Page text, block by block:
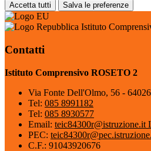
Accetta tutti Salva le preferenze
Istituto
Contatti
Istituto Comprensivo ROSETO 2
Via Fonte Dell'Olmo, 56 -
Tel: 085 8991182
Tel: 085 8930577
Email: teic84300r@istruzione.it
PEC:
C.F.: 91043920676